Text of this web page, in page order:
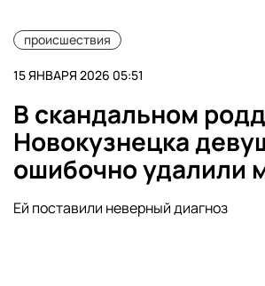
происшествия
15 ЯНВАРЯ 2026 05:51
В скандальном
Новокузнецка
ошибочно удалили
Ей поставили неверный диагноз